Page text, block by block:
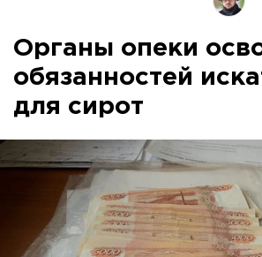
Органы опеки
обязанностей
для сирот